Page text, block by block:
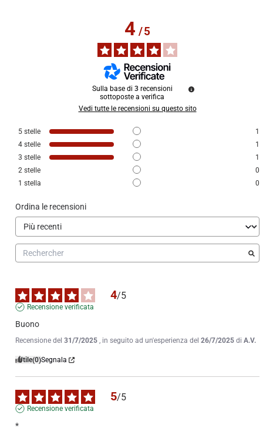
4/5
Sulla base di 3 recensioni
sottoposte a verifica
Vedi tutte le recensioni su questo sito
5 stelle
1
4 stelle
1
3 stelle
1
2 stelle
0
1 stella 0
Ordina le recensioni
4/5
Recensione verificata
Buono
Recensione del 31/7/2025 , in seguito ad un'esperienza del 26/7/2025 di A.V.
Utile(0)Segnala
5/5
Recensione verificata
*